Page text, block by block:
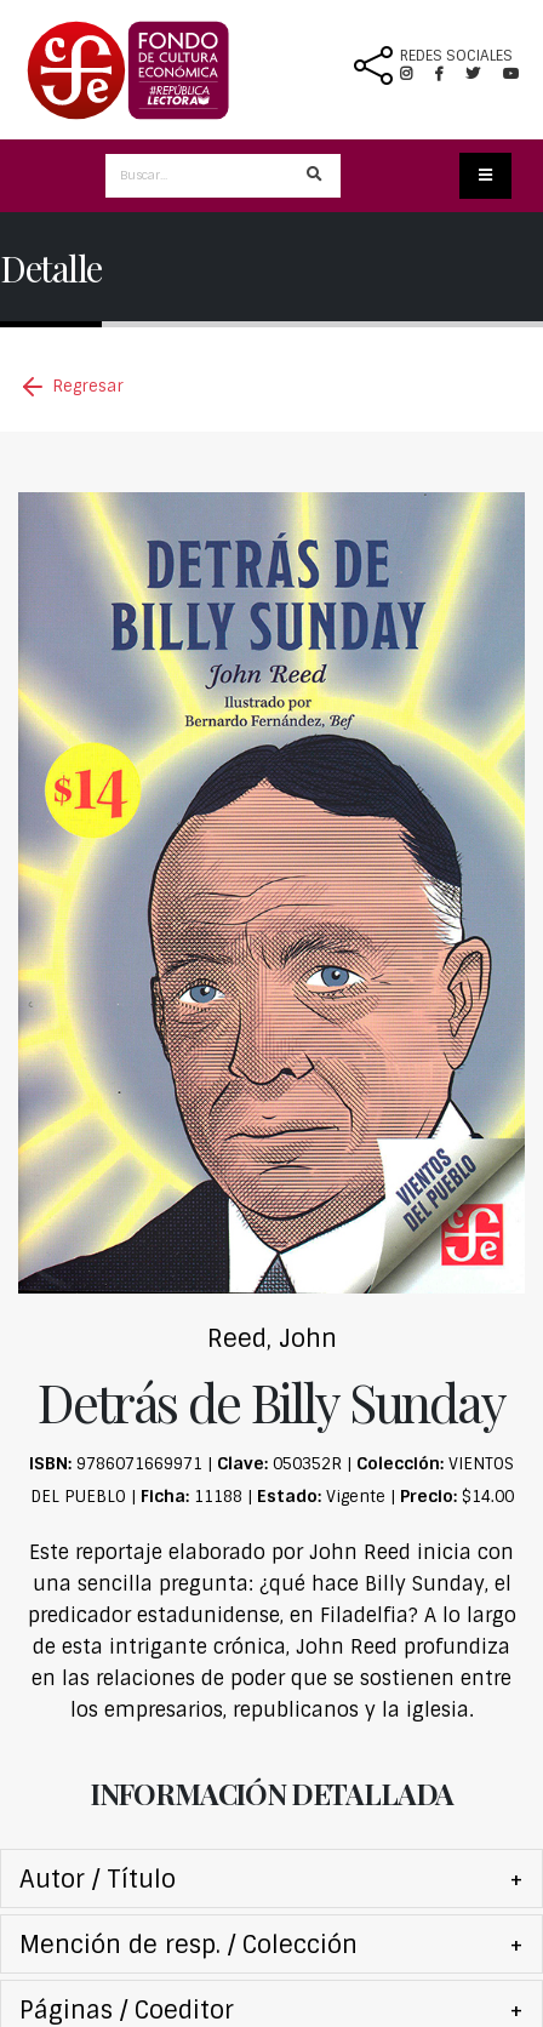
REDES SOCIALES
Detalle
Regresar
Reed, John
Detrás de Billy Sunday
ISBN: 9786071669971 | Clave: 050352R | Colección: VIENTOS
DEL PUEBLO | Ficha:11188 | Estado:Vigente | Precio:$14.00
Este reportaje elaborado por John Reed inicia con
una sencilla pregunta: ¿qué hace Billy Sunday, el
predicador estadunidense, en Filadelfia? A lo largo
de esta intrigante crónica, John Reed profundiza
en las relaciones de poder que se sostienen entre
los empresarios, republicanos y la iglesia.
INFORMACIÓN DETALLADA
Autor / Título +
Mención de resp. / Colección +
Páginas / Coeditor +